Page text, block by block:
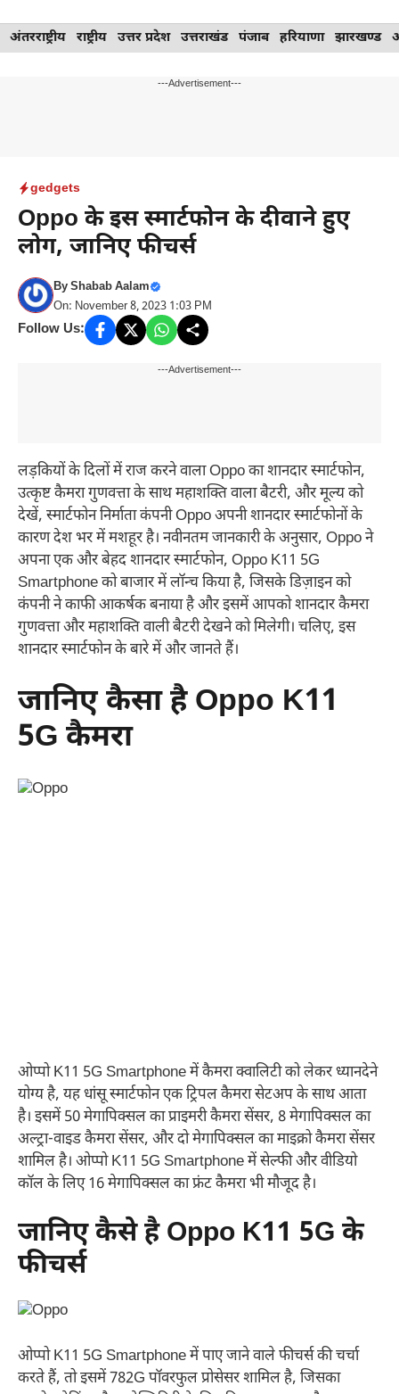
Skip
to
अंतरराष्ट्रीय राष्ट्रीय उत्तर प्रदेश उत्तराखंड पंजाब हरियाणा झारखण्ड
---Advertisement---
gedgets
Oppo के इस स्मार्टफोन के दीवाने हुए
लोग, जानिए फीचर्स
ByShabab Aalam
On: November 8, 2023 1:03 PM
Follow Us:
---Advertisement---
लड़कियों के दिलों में राज करने वाला Oppo का शानदार स्मार्टफोन,
उत्कृष्ट कैमरा गुणवत्ता के साथ महाशक्ति वाला बैटरी, और मूल्य को
देखें, स्मार्टफोन निर्माता कंपनी Oppo अपनी शानदार स्मार्टफोनों के
कारण देश भर में मशहूर है। नवीनतम जानकारी के अनुसार, Oppo ने
अपना एक और बेहद शानदार स्मार्टफोन, Oppo K11 5G
Smartphone को बाजार में लॉन्च किया है, जिसके डिज़ाइन को
कंपनी ने काफी आकर्षक बनाया है और इसमें आपको शानदार कैमरा
गुणवत्ता और महाशक्ति वाली बैटरी देखने को मिलेगी। चलिए, इस
शानदार स्मार्टफोन के बारे में और जानते हैं।
जानिए कैसा है Oppo K11
5G कैमरा
ओप्पो K11 5G Smartphone में कैमरा क्वालिटी को लेकर ध्यानदेने
योग्य है, यह धांसू स्मार्टफोन एक ट्रिपल कैमरा सेटअप के साथ आता
है। इसमें 50 मेगापिक्सल का प्राइमरी कैमरा सेंसर, 8 मेगापिक्सल का
अल्ट्रा-वाइड कैमरा सेंसर, और दो मेगापिक्सल का माइक्रो कैमरा सेंसर
शामिल है। ओप्पो K11 5G Smartphone में सेल्फी और वीडियो
कॉल के लिए 16 मेगापिक्सल का फ्रंट कैमरा भी मौजूद है।
जानिए कैसे है Oppo K11 5G के
फीचर्स
ओप्पो K11 5G Smartphone में पाए जाने वाले फीचर्स की चर्चा
करते हैं, तो इसमें 782G पॉवरफुल प्रोसेसर शामिल है, जिसका